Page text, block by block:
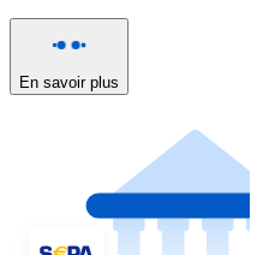
En savoir plus